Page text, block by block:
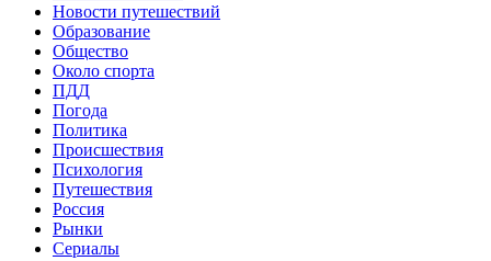
Новости путешествий
Образование
Общество
Около спорта
ПДД
Погода
Политика
Происшествия
Психология
Путешествия
Россия
Рынки
Сериалы